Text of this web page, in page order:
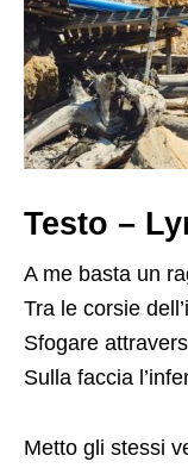
Testo –
A me basta un
Tra le corsie
Sfogare
Sulla faccia
Metto gli stessi